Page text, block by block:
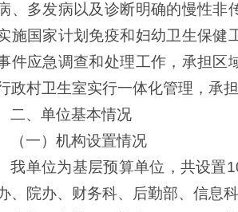
、多发病以及诊断明确的慢性
施国家计划免疫和妇幼卫生保健
件应急调查和处理工作，承担区
政村卫生室实行一体化管理，承
二、单位基本情况
（一）机构设置情况
我单位为基层预算单位，共设置
、院办、财务科、后勤部、信息